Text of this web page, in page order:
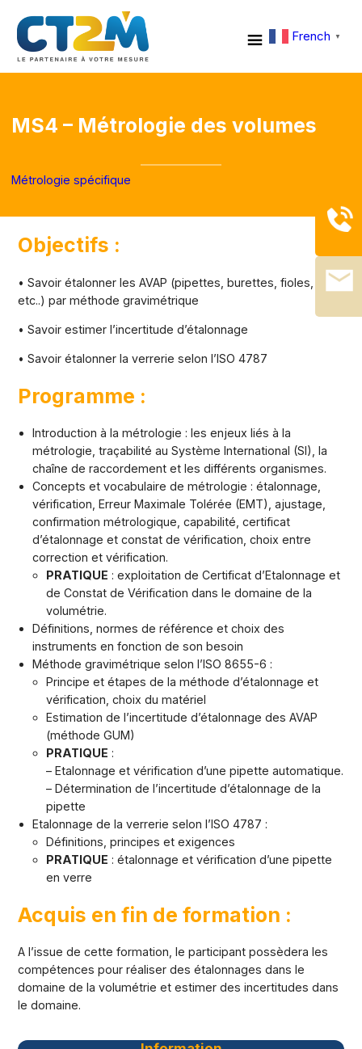
French ▼
MS4 – Métrologie des volumes
Métrologie spécifique
Objectifs :
• Savoir étalonner les AVAP (pipettes, burettes, fioles,
etc..) par méthode gravimétrique
• Savoir estimer l’incertitude d’étalonnage
• Savoir étalonner la verrerie selon l’ISO 4787
Programme :
Introduction à la métrologie : les enjeux liés à la
métrologie, traçabilité au Système International (SI), la
chaîne de raccordement et les différents organismes.
Concepts et vocabulaire de métrologie : étalonnage,
vérification, Erreur Maximale Tolérée (EMT), ajustage,
confirmation métrologique, capabilité, certificat
d’étalonnage et constat de vérification, choix entre
correction et vérification.
PRATIQUE : exploitation de Certificat d’Etalonnage et
de Constat de Vérification dans le domaine de la
volumétrie.
Définitions, normes de référence et choix des
instruments en fonction de son besoin
Méthode gravimétrique selon l’ISO 8655-6 :
Principe et étapes de la méthode d’étalonnage et
vérification, choix du matériel
Estimation de l’incertitude d’étalonnage des AVAP
(méthode GUM)
PRATIQUE :
– Etalonnage et vérification d’une pipette automatique.
– Détermination de l’incertitude d’étalonnage de la
pipette
Etalonnage de la verrerie selon l’ISO 4787 :
Définitions, principes et exigences
PRATIQUE : étalonnage et vérification d’une pipette
en verre
Acquis en fin de formation :
A l’issue de cette formation, le participant possèdera les
compétences pour réaliser des étalonnages dans le
domaine de la volumétrie et estimer des incertitudes dans
le domaine.